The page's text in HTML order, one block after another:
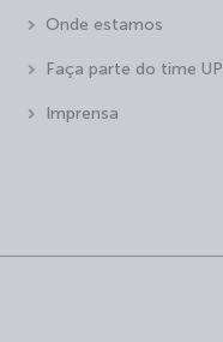
Onde estamos
Faça parte do time UP
Imprensa